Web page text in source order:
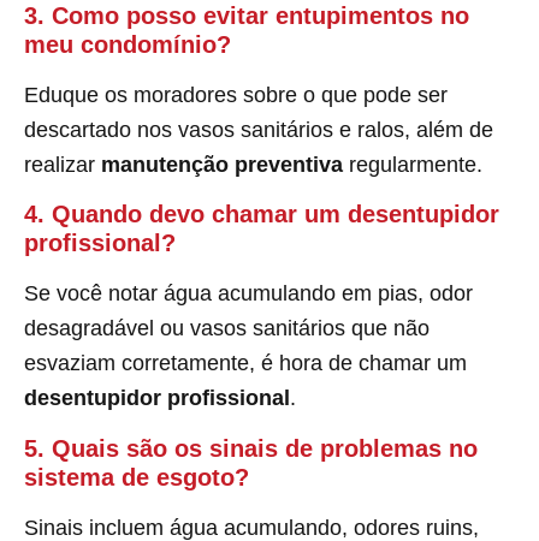
3. Como posso evitar entupimentos no
meu condomínio?
Eduque os moradores sobre o que pode ser
descartado nos vasos sanitários e ralos, além de
realizar manutenção preventiva regularmente.
4. Quando devo chamar um desentupidor
profissional?
Se você notar água acumulando em pias, odor
desagradável ou vasos sanitários que não
esvaziam corretamente, é hora de chamar um
desentupidor profissional .
5. Quais são os sinais de problemas no
sistema de esgoto?
Sinais incluem água acumulando, odores ruins,